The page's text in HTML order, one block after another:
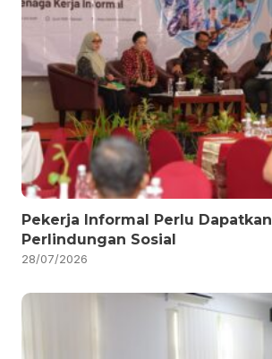
Pekerja Informal Perlu Dapatkan
Perlindungan Sosial
28/07/2026